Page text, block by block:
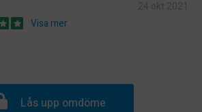
Visa mer
fantastiska lärare😊
Lås upp omdöme